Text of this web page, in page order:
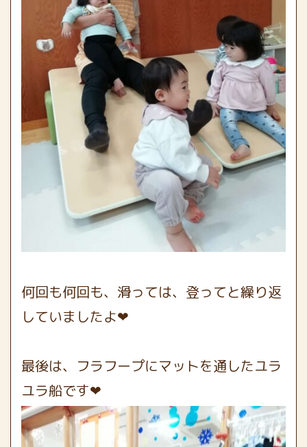
何回も何回も、滑っては、登ってと繰り返
していましたよ❤
最後は、フラフープにマットを通したユラ
ユラ船です❤